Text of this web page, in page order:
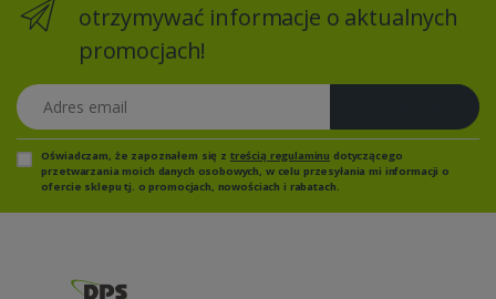
otrzymywać informacje o aktualnych
promocjach!
Adres email
Oświadczam, że zapoznałem się z treścią regulaminu dotyczącego
przetwarzania moich danych osobowych, w celu przesyłania mi informacji o
ofercie sklepu tj. o promocjach, nowościach i rabatach.